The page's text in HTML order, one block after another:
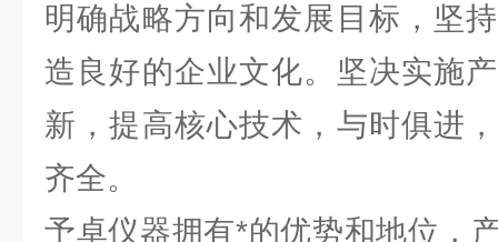
明确战略方向和发展目标，坚
造良好的企业文化。坚决实施
新，提高核心技术，与时俱进
齐全。
予卓仪器拥有*的优势和地位，